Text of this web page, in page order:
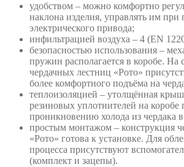
удобством – можно комфортно
наклона изделия, управлять им
электрического привода;
инфильтрацией воздуха – 4 (EN
безопасностью использования –
пружин располагается в коробе. На
чердачных лестниц «Рото»
более комфортного подъёма на
теплоизоляцией – утолщённая
резиновых уплотнителей на коробе
проникновению холода из чердака
простым монтажом – конструкция
«Рото» готова к установке. Для
процесса присутствуют
(комплект и зацепы).